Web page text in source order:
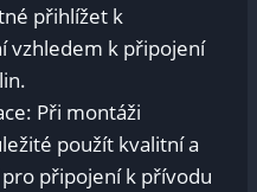
přihlížet k
vzhledem k připojení
Při montáži
použít kvalitní a
připojení k přívodu